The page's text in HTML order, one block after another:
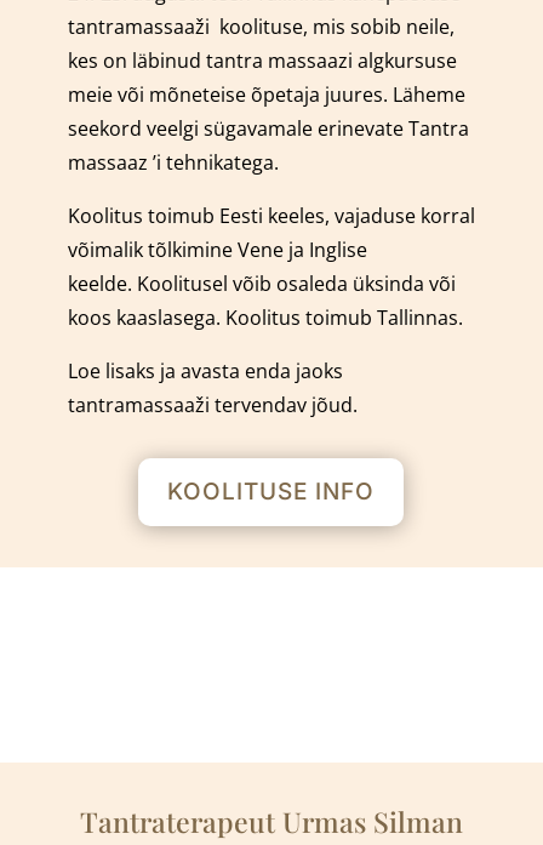
tantramassaaži koolituse, mis sobib neile,
kes on läbinud tantra massaazi algkursuse
meie või mõneteise õpetaja juures. Läheme
seekord veelgi sügavamale erinevate Tantra
massaaz ’i tehnikatega.
Koolitus toimub Eesti keeles, vajaduse korral
võimalik tõlkimine Vene ja Inglise
keelde. Koolitusel võib osaleda üksinda või
koos kaaslasega. Koolitus toimub Tallinnas.
Loe lisaks ja avasta enda jaoks
tantramassaaži tervendav jõud.
KOOLITUSE INFO
Tantraterapeut Urmas Silman